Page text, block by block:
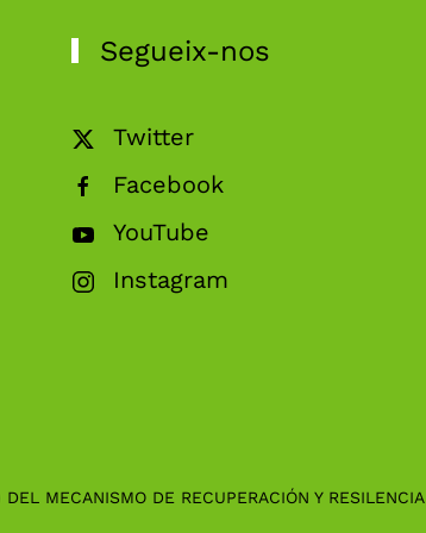
Segueix-nos
Twitter
Facebook
YouTube
Instagram
MECANISMO DE RECUPERACIÓN Y RESILENCIA